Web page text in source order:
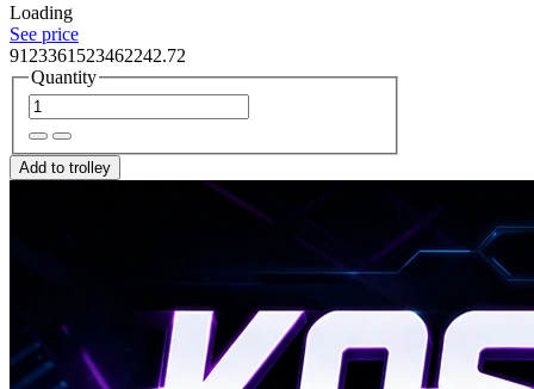
Loading
See price
9123361523462242.72
Quantity
Add to trolley